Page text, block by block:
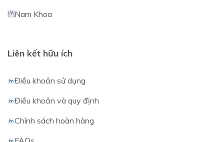
Nam Khoa
Liên kết hữu ích
Điều khoản sử dụng
Điều khoản và quy định
Chính sách hoàn hàng